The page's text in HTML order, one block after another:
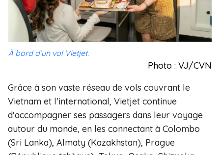
À bord d’un vol Vietjet.
Photo : VJ/CVN
Grâce à son vaste réseau de vols couvrant le
Vietnam et l'international, Vietjet continue
d'accompagner ses passagers dans leur voyage
autour du monde, en les connectant à Colombo
(Sri Lanka), Almaty (Kazakhstan), Prague